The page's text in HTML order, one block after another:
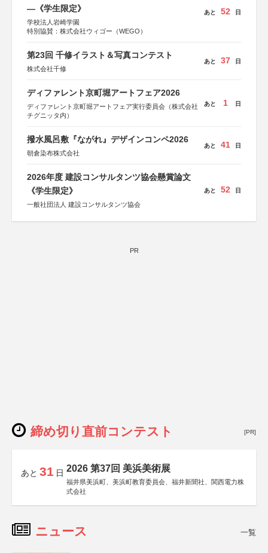
―《学生限定》
学校法人岩崎学園
特別協賛：株式会社ウィゴー（WEGO）
あと 52 日
第23回 千修イラスト＆写真コンテスト
株式会社千修
あと 37 日
ディファレント京町堀アートフェア2026
ディファレント京町堀アートフェア実行委員会（株式会社
チグニッタ内）
あと 1 日
撥水風呂敷『ながれ』デザインコンペ2026
朝倉染布株式会社
あと 41 日
2026年度 建設コンサルタンツ協会懸賞論文
《学生限定》
一般社団法人 建設コンサルタンツ協会
あと 52 日
PR
締め切り直前コンテスト [PR]
あと 31 日 2026 第37回 美浜美術展
福井県美浜町、美浜町教育委員会、福井新聞社、関西電力株
式会社
ニュース 一覧